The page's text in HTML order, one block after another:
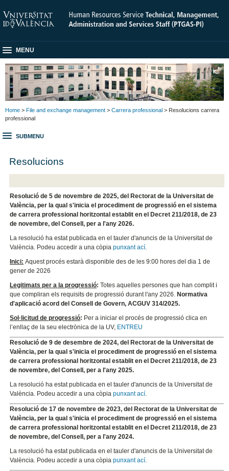
MENU
Home > File and exchange management > Carrera professional > Resolucions carrera
professional
SUBMENU
Resolucions
Resolució de 5 de novembre de 2025, del Rectorat de la Universitat de
València, per la qual s'inicia el procediment de progressió en el sistema
de carrera professional horitzontal establit en el Decret 211/2018, de 23
de novembre, del Consell, per a l'any 2026.
La resolució ha estat publicada en el tauler d'anuncis de la Universitat de
València. Podeu accedir a una còpiapunxant ací.
Inici: Aquest procés estarà disponible des de les 9:00 hores del dia 1 de
gener de 2026
Legitimats per a la progressió: Totes aquelles persones que han complit i
que compliran els requisits de progressió durant l'any 2026. Normativa
d'aplicació acord del Consell de Govern, ACGUV 314/2025.
Sol·licitud de progressió: Per a iniciar el procés de progressió clica en
l’enllaç de la seu electrònica de la UV, ENTREU
Resolució de 9 de desembre de 2024, del Rectorat de la Universitat de
València, per la qual s'inicia el procediment de progressió en el sistema
de carrera professional horitzontal establit en el Decret 211/2018, de 23
de novembre, del Consell, per a l'any 2025.
La resolució ha estat publicada en el tauler d'anuncis de la Universitat de
València. Podeu accedir a una còpiapunxant ací.
Resolució de 17 de novembre de 2023, del Rectorat de la Universitat de
València, per la qual s'inicia el procediment de progressió en el sistema
de carrera professional horitzontal establit en el Decret 211/2018, de 23
de novembre, del Consell, per a l'any 2024.
La resolució ha estat publicada en el tauler d'anuncis de la Universitat de
València. Podeu accedir a una còpiapunxant ací.